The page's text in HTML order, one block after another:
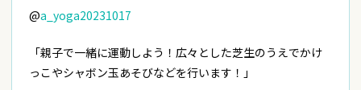
@a_yoga20231017
「親子で一緒に運動しよう！広々とした芝生のうえでかけ
っこやシャボン玉あそびなどを行います！」